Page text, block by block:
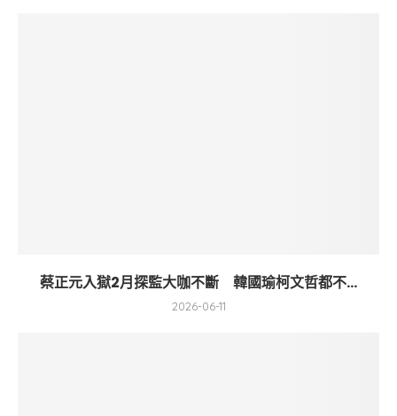
蔡正元入獄2月探監大咖不斷 韓國瑜柯文哲都不...
2026-06-11